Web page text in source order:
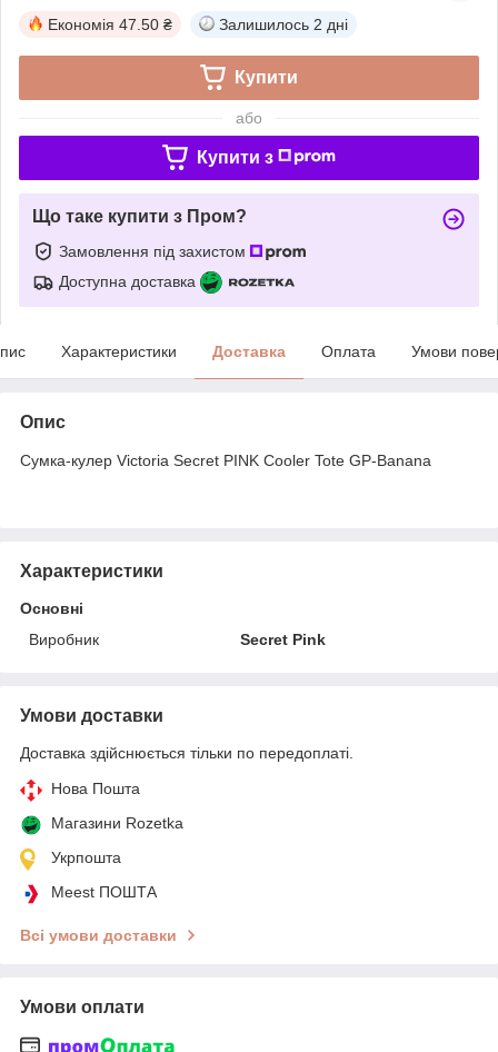
Економія 47.50 ₴ Залишилось 2 дні
Купити
або
Купити з
Що таке купити з Пром?
Замовлення під захистом
Доступна доставка
Характеристики Доставка Оплата Умови
Опис
Сумка-кулер Victoria Secret PINK Cooler Tote GP-Banana
Характеристики
Основні
Виробник
Secret Pink
Умови доставки
Доставка здійснюється тільки по передоплаті.
Нова Пошта
Магазини Rozetka
Укрпошта
Meest ПОШТА
Всі умови доставки
Умови оплати